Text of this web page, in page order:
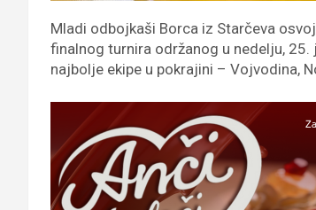
Mladi odbojkaši Borca iz Starčeva
finalnog turnira održanog u nedelju,
najbolje ekipe u pokrajini – Vojvodina,